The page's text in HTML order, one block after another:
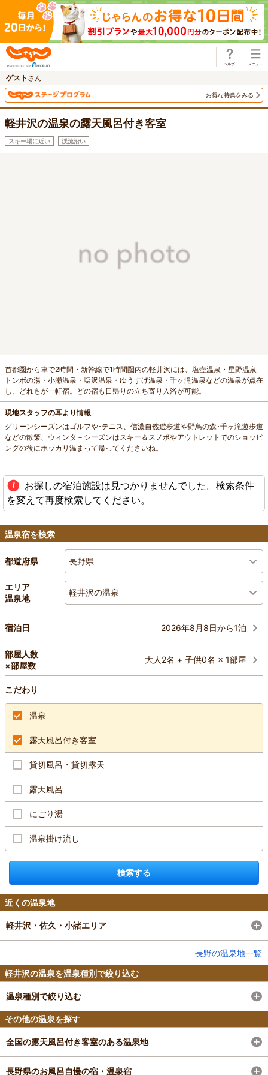
ゲスト さん
お得な特典をみる
軽井沢の温泉の露天風呂付き客室
スキー場に近い 渓流沿い
首都圏から車で2時間・新幹線で1時間圏内の軽井沢には、塩壺温泉・星野温泉
トンボの湯・小瀬温泉・塩沢温泉・ゆうすげ温泉・千ヶ滝温泉などの温泉が点在
し、どれもが一軒宿。どの宿も日帰りの立ち寄り入浴が可能。
現地スタッフの耳より情報
グリーンシーズンはゴルフや･テニス、信濃自然遊歩道や野鳥の森･千ヶ滝遊歩道
などの散策、ウィンタ－シーズンはスキー＆スノボやアウトレットでのショッピ
ングの後にホッカリ温まって帰ってくださいね。
お探しの宿泊施設は見つかりませんでした。検索条件
を変えて再度検索してください。
温泉宿を検索
都道府県 長野県
エリア
温泉地
軽井沢の温泉
宿泊日 2026年8月8日から1泊
部屋人数
×部屋数
大人2名 + 子供0名 × 1部屋
こだわり
温泉
露天風呂付き客室
貸切風呂・貸切露天
露天風呂
にごり湯
温泉掛け流し
検索する
近くの温泉地
軽井沢・佐久・小諸エリア
長野の温泉地一覧
軽井沢の温泉を温泉種別で絞り込む
温泉種別で絞り込む
その他の温泉を探す
全国の露天風呂付き客室のある温泉地
長野県のお風呂自慢の宿・温泉宿